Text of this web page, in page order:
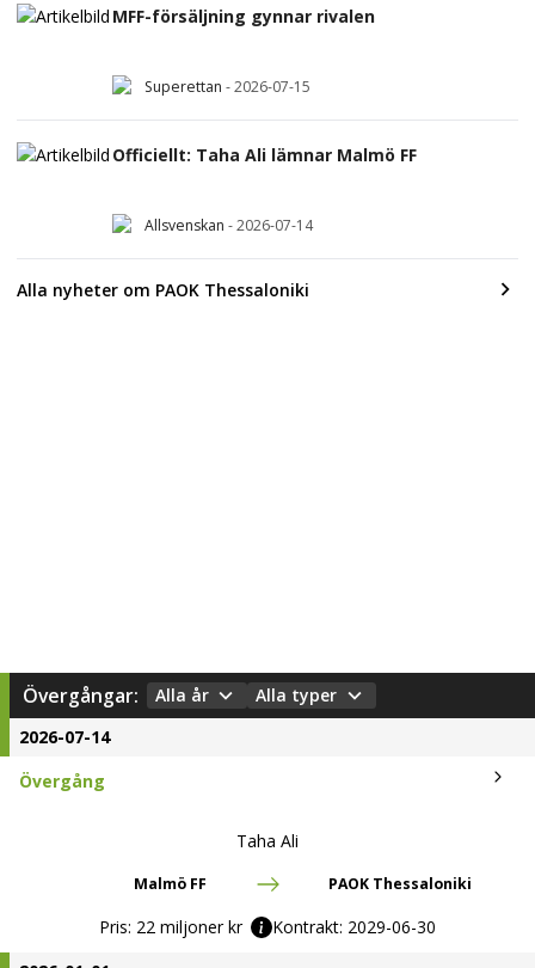
MFF-försäljning gynnar rivalen
Superettan -2026-07-15
Officiellt: Taha Ali lämnar Malmö FF
Allsvenskan -2026-07-14
Alla nyheter om PAOK Thessaloniki
Övergångar: Alla år
Alla typer
2026-07-14
Övergång
Taha Ali
Malmö FF PAOK Thessaloniki
Pris: 22 miljoner kr Kontrakt: 2029-06-30